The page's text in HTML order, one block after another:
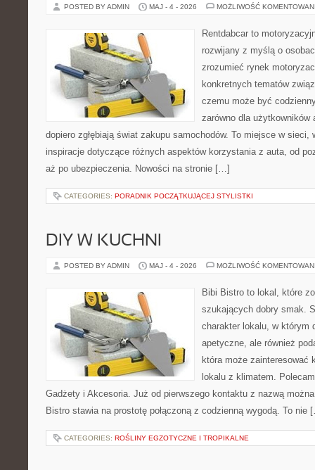
POSTED BY ADMIN MAJ - 4 - 2026 MOŻLIWOŚĆ
Rentdabcar to
rozwijany z myślą o
zrozumieć rynek
konkretnych tematów
czemu może być
zarówno dla
dopiero zgłębiają świat zakupu samochodów. To miejsce w
inspiracje dotyczące różnych aspektów korzystania z auta, od
aż po ubezpieczenia. Nowości na stronie […]
CATEGORIES: PORADNIK POCZĄTKUJĄCEJ STYLISTKI
DIY W KUCHNI
POSTED BY ADMIN MAJ - 4 - 2026 MOŻLIWOŚĆ
Bibi Bistro to lokal, które
szukających dobry smak.
charakter lokalu, w którym
apetyczne, ale również
która może zainteresować
lokalu z klimatem.
Gadżety i Akcesoria. Już od pierwszego kontaktu z nazwą
Bistro stawia na prostotę połączoną z codzienną wygodą. To nie
CATEGORIES: ROŚLINY EGZOTYCZNE I TROPIKALNE